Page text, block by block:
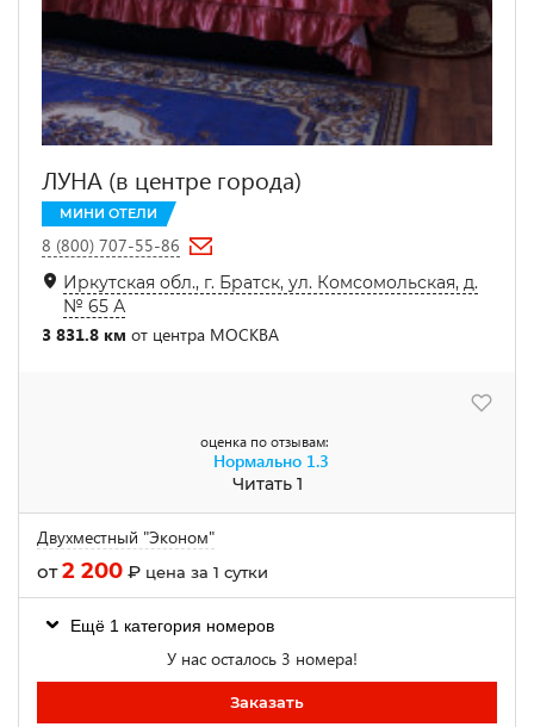
ЛУНА (в центре города)
МИНИ ОТЕЛИ
8 (800) 707-55-86
Иркутская обл., г. Братск, ул. Комсомольская, д.
№ 65 А
3 831.8 км от центра МОСКВА
оценка по отзывам:
Нормально 1.3
Читать 1
Двухместный "Эконом"
от2 200 ₽ цена за 1 сутки
Ещё 1 категория номеров
У нас осталось 3 номера!
Заказать